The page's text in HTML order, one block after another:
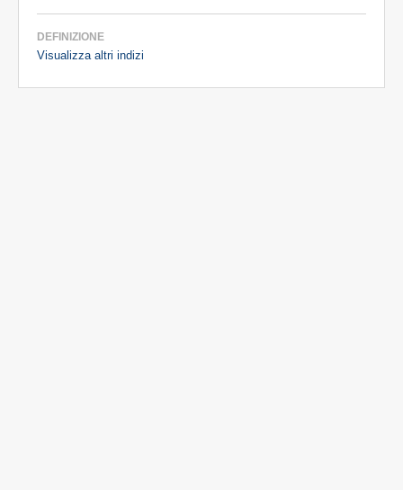
DEFINIZIONE
Visualizza altri indizi